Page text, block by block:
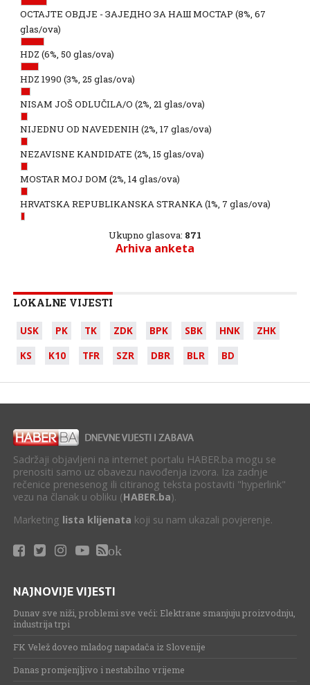
ОСТАЈТЕ ОВДЈЕ - ЗАЈЕДНО ЗА НАШ МОСТАР (8%, 67
glas/ova)
HDZ (6%, 50 glas/ova)
HDZ 1990 (3%, 25 glas/ova)
NISAM JOŠ ODLUČILA/O (2%, 21 glas/ova)
NIJEDNU OD NAVEDENIH (2%, 17 glas/ova)
NEZAVISNE KANDIDATE (2%, 15 glas/ova)
MOSTAR MOJ DOM (2%, 14 glas/ova)
HRVATSKA REPUBLIKANSKA STRANKA(1%, 7 glas/ova)
Ukupno glasova: 871
Arhiva anketa
LOKALNE VIJESTI
USK PK TK ZDK BPK SBK HNK
ZHK
KS
K10 TFR SZR DBR BLR BD
Sadržaji objavljeni na internet portalu HABER.ba mogu se
prenositi samo uz obavezu navođenja izvora. Iza zadnje
rečenice prenesenog ili citiranog teksta postaviti "hyperlink"
vezu na članak u obliku (HABER.ba).
Marketing lista klijenata koji su nam ukazali povjerenje.
ok
NAJNOVIJE VIJESTI
Dunav sve niži, problemi sve veći: Elektrane smanjuju proizvodnju,
industrija trpi
FK Velež doveo mladog napadača iz Slovenije
Danas promjenjljivo i nestabilno vrijeme